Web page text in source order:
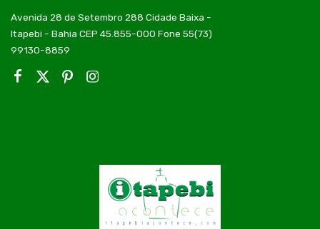
Avenida 28 de Setembro 288 Cidade Baixa -
Itapebi - Bahia CEP 45.855-000 Fone 55(73)
99130-8859